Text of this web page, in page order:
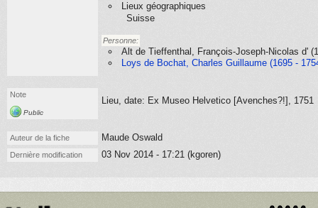
Lieux géographiques
Suisse
Personne:
Alt de Tieffenthal, François-Joseph-Nicolas d'
Loys de Bochat, Charles Guillaume (1695 -
Note
Public
Lieu, date: Ex Museo Helvetico [Avenches?!], 1751
Auteur de la fiche Maude Oswald
Dernière modification 03 Nov 2014 - 17:21 (kgoren)